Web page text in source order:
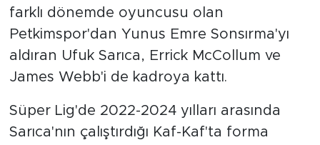
farklı dönemde oyuncusu olan
Petkimspor'dan Yunus Emre Sonsırma'yı
aldıran Ufuk Sarıca, Errick McCollum ve
James Webb'i de kadroya kattı.
Süper Lig'de 2022-2024 yılları arasında
Sarıca'nın çalıştırdığı Kaf-Kaf'ta forma